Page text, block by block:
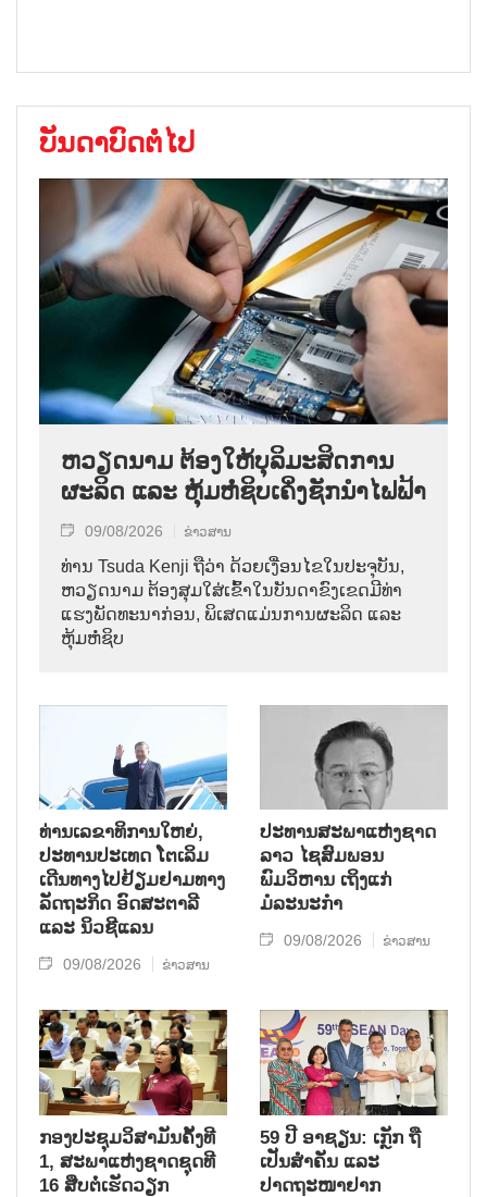
ບັນດາບົດຕໍ່ໄປ
ຫວຽດນາມ ຕ້ອງໃຫ້ບຸລິມະສິດການ
ຜະລິດ ແລະ ຫຸ້ມຫໍ່ຊິບເຄິ່ງຊັກນຳໄຟຟ້າ
09/08/2026 ຂ່າວສານ
ທ່ານ Tsuda Kenji ຖືວ່າ ດ້ວຍເງື່ອນໄຂໃນປະຈຸບັນ,
ຫວຽດນາມ ຕ້ອງສຸມໃສ່ເຂົ້າໃນບັນດາຂົງເຂດມີທ່າ
ແຮງພັດທະນາກ່ອນ, ພິເສດແມ່ນການຜະລິດ ແລະ
ຫຸ້ມຫໍ່ຊິບ
ທ່ານເລຂາທິການໃຫຍ່,
ປະທານປະເທດ ໂຕເລິມ
ເດີນທາງໄປຢ້ຽມຢາມທາງ
ລັດຖະກິດ ອົດສະຕາລີ
ແລະ ນິວຊີແລນ
09/08/2026 ຂ່າວສານ
ປະທານສະພາແຫ່ງຊາດ
ລາວ ໄຊສົມພອນ
ພົມວິຫານ ເຖິງແກ່
ມໍລະນະກຳ
09/08/2026 ຂ່າວສານ
ກອງປະຊຸມວິສາມັນຄັ້ງທີ
1, ສະພາແຫ່ງຊາດຊຸດທີ
16 ສືບຕໍ່ເຮັດວຽກ
59 ປີ ອາຊຽນ: ເກຼັກ ຖື
ເປັນສຳຄັນ ແລະ
ປາດຖະໜາຢາກ